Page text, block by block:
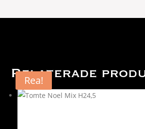
Relaterade
Rea!